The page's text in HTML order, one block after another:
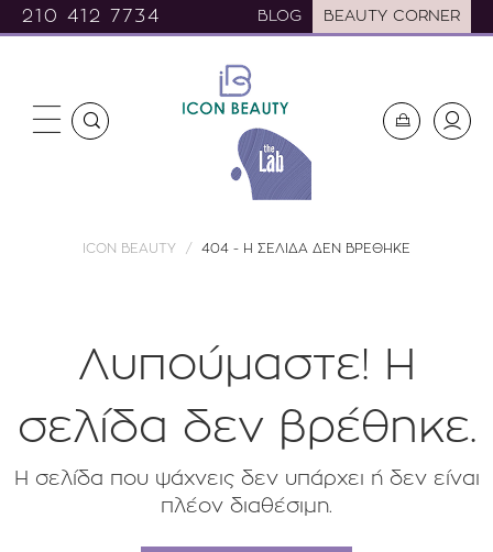
210 412 7734 BLOG BEAUTY CORNER
ICON BEAUTY 404 - Η ΣΕΛΙΔΑ ΔΕΝ ΒΡΕΘΗΚΕ
Λυπούμαστε! H
σελίδα δεν βρέθηκε.
Η σελίδα που ψάχνεις δεν υπάρχει ή δεν είναι
πλέον διαθέσιμη.